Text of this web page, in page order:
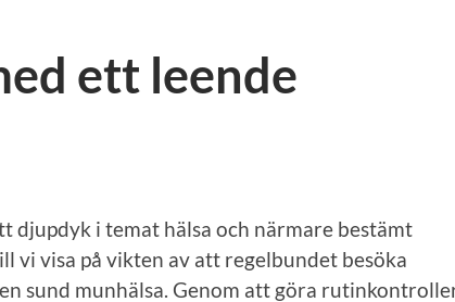
ett leende
djupdyk i temat hälsa och närmare bestämt
vi visa på vikten av att regelbundet besöka
sund munhälsa. Genom att göra